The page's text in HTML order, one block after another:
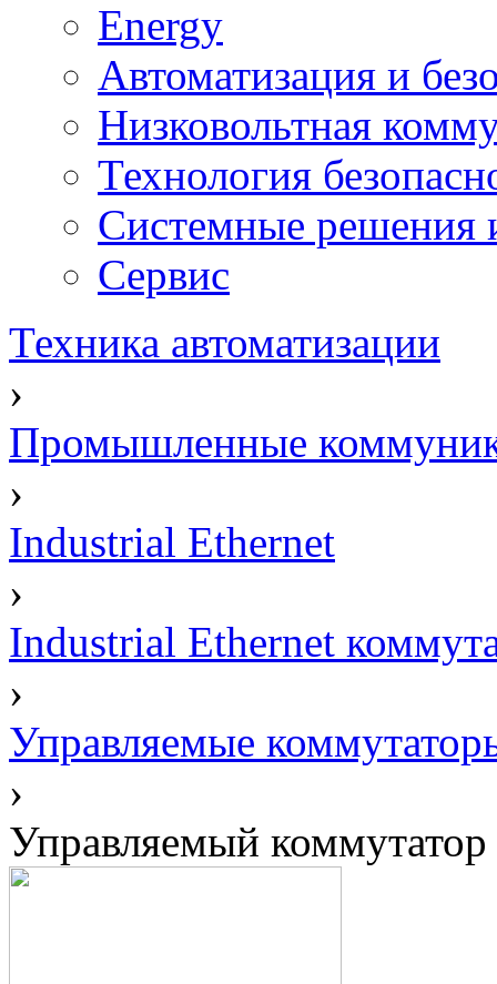
Energy
Автоматизация и
Низковольтная
Технология
Системные решения
Сервис
Техника автоматизации
›
Промышленные
›
Industrial Ethernet
›
Industrial Ethernet
›
Управляемые
›
Управляемый